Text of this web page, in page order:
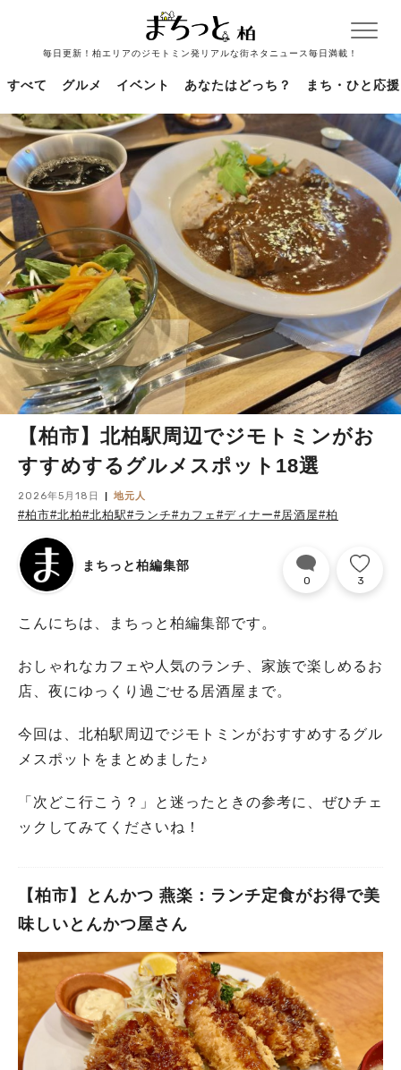
毎日更新！柏エリアのジモトミン発リアルな街ネタニュース毎日満載！
すべて グルメ イベント あなたはどっち？ まち・ひと応援
【柏市】北柏駅周辺でジモトミンがお
すすめするグルメスポット18選
2026年5月18日 地元人
#柏市#北柏#北柏駅#ランチ#カフェ #ディナー#居酒屋#柏
まちっと柏編集部
0 3
こんにちは、まちっと柏編集部です。
おしゃれなカフェや人気のランチ、家族で楽しめるお
店、夜にゆっくり過ごせる居酒屋まで。
今回は、北柏駅周辺でジモトミンがおすすめするグル
メスポットをまとめました♪
「次どこ行こう？」と迷ったときの参考に、ぜひチェ
ックしてみてくださいね！
【柏市】とんかつ 燕楽：ランチ定食がお得で美
味しいとんかつ屋さん